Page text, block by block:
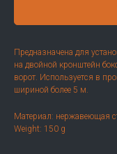
Предназначена для
на двойной кронштейн
ворот. Используется в
шириной более 5 м.
Материал: нержавеющая
Weight: 150 g